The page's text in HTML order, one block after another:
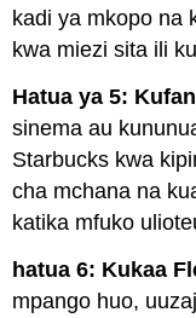
kadi ya mkopo na
kwa miezi sita ili
Hatua ya 5:
sinema au
Starbucks kwa
cha mchana na
katika mfuko
hatua 6: Kukaa
mpango huo,